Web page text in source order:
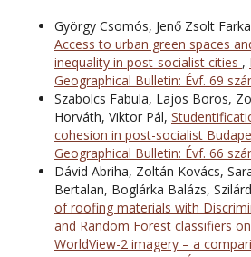
György Csomós, Jenő Zsolt
Access to urban green spaces
inequality in post-socialist cities ,
Geographical Bulletin: Évf. 69
Szabolcs Fabula, Lajos Boros,
Horváth, Viktor Pál,
cohesion in post-socialist
Geographical Bulletin: Évf. 66
Dávid Abriha, Zoltán Kovács,
Bertalan, Boglárka Balázs,
of roofing materials with
and Random Forest classifiers
WorldView-2 imagery – a